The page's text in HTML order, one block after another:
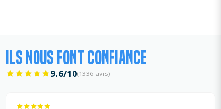
ILS NOUS FONT CONFIANCE
9.6/10(1336 avis)